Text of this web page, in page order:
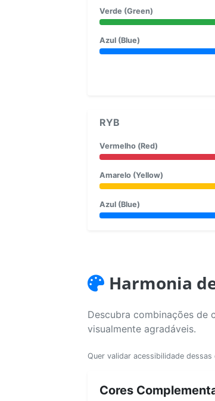
Verde (Green)
Azul (Blue)
RYB
Vermelho (Red)
Amarelo (Yellow)
Azul (Blue)
Harmonia
Descubra combinações de
visualmente agradáveis.
Quer validar acessibilidade dessas
Cores